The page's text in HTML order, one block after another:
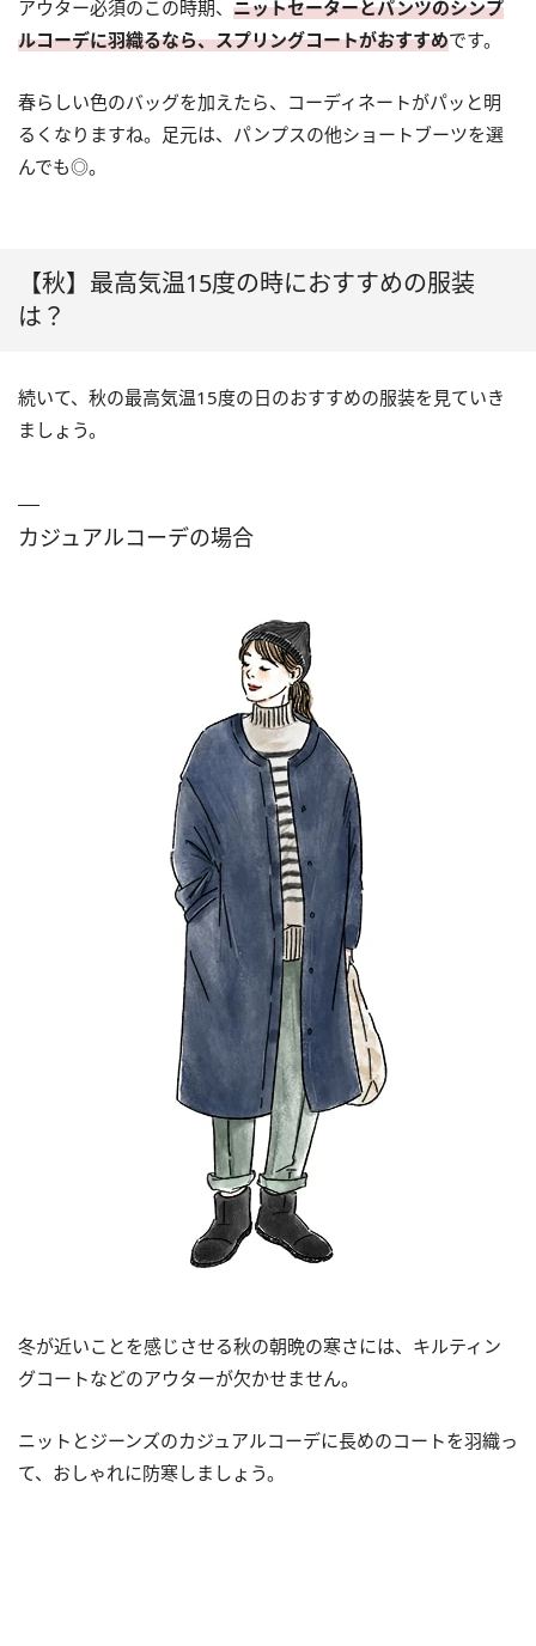
アウター必須のこの時期、 ニットセーターとパンツのシンプ
ルコーデに羽織るなら、スプリングコートがおすすめです。
春らしい色のバッグを加えたら、コーディネートがパッと明
るくなりますね。足元は、パンプスの他ショートブーツを選
んでも◎。
【秋】最高気温15度の時におすすめの服装
は？
続いて、秋の最高気温15度の日のおすすめの服装を見ていき
ましょう。
カジュアルコーデの場合
冬が近いことを感じさせる秋の朝晩の寒さには、キルティン
グコートなどのアウターが欠かせません。
ニットとジーンズのカジュアルコーデに長めのコートを羽織っ
て、おしゃれに防寒しましょう。